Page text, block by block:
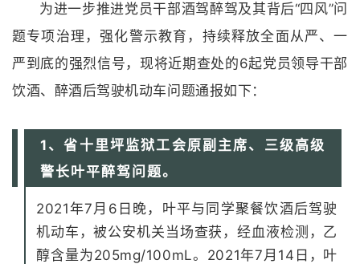
为进一步推进党员干部酒驾醉驾及其背后“四风”问
题专项治理，强化警示教育，持续释放全面从严、一
严到底的强烈信号，现将近期查处的6起党员领导干部
饮酒、醉酒后驾驶机动车问题通报如下：
1、省十里坪监狱工会原副主席、三级高级
警长叶平醉驾问题。
2021年7月6日晚，叶平与同学聚餐饮酒后驾驶
机动车，被公安机关当场查获，经血液检测，乙
醇含量为205mg/100mL。2021年7月14日，叶